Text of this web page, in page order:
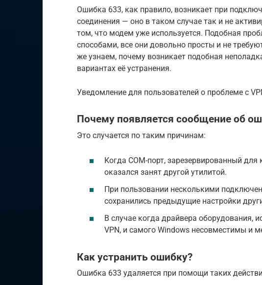
Ошибка 633, как правило, возникает при
соединения — оно в таком случае так и не
том, что модем уже используется. Подобная
способами, все они довольно просты и не
же узнаем, почему возникает подобная
вариантах её устранения.
Уведомление для пользователей о проблеме с
Почему появляется сообщение об
Это случается по таким причинам:
Когда COM-порт, зарезервированный
оказался занят другой утилитой.
При пользовании несколькими
сохранились предыдущие настройки
В случае когда драйвера оборудования,
VPN, и самого Windows несовместимы и
Как устранить ошибку?
Ошибка 633 удаляется при помощи таких